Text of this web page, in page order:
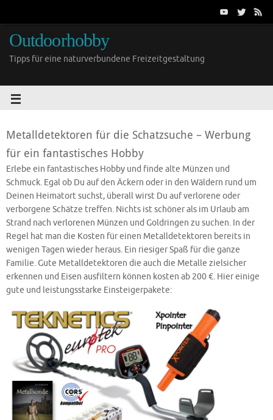
Outdoorhobby
Tipps für eine naturverbundene Freizeitgestaltung
Metalldetektoren für die Schatzsuche – Werbung
für ein fantastisches Hobby
Erlebe ein fantastisches Hobby und finde alte Münzen und
Schmuck. Egal ob Du auf den Äckern oder in den Wäldern rund um
Deinen Heimatort suchst, überall wirst Du auf verlorene oder
verborgene Schätze treffen. Nichts ist schöner als im Urlaub am
Strand nach verlorenen Münzen und Goldringen zu suchen. In der
Regel hat man die Kosten für einen Metalldetektoren bereits in
wenigen Tagen wieder heraus. Ein riesiger Spaß für die ganze
Familie. Gute Metalldetektoren die auch die Metalle zielsicher
erkennen und Eisen ausfiltern können kosten ab 200 €. Hier einige
gute und leistungsstarke Einsteigerpakete: